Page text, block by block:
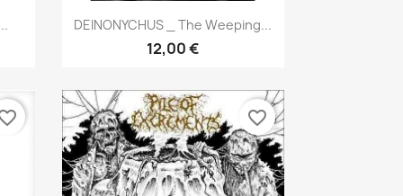
Aperçu rapide
DEINONYCHUS _ The Weeping...
12,00 €
favorite_border